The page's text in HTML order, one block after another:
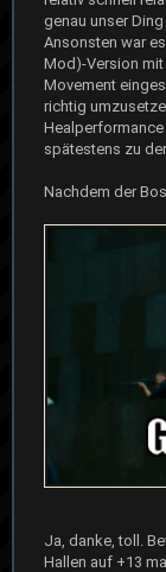
genau unser
Ansonsten war
Mod)-Version
Movement
richtig
spätestens zu
Nachdem der
Ja, danke, toll.
Hallen auf +13